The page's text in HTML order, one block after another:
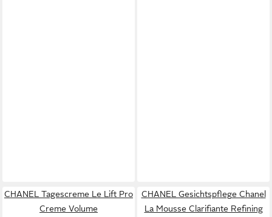
CHANEL Tagescreme Le Lift Pro
Creme Volume
CHANEL Gesichtspflege Chanel
La Mousse Clarifiante Refining